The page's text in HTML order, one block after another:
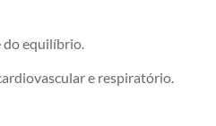
do equilíbrio.
e respiratório.